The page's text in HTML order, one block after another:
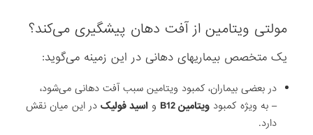
مولتی‌ ویتامین از آفت دهان پیشگیری می‌کند؟
یک متخصص بیماریهای دهانی در این زمینه می‌گوید:
در بعضی بیماران، کمبود ویتامین سبب آفت دهانی می‌شود،
– به ویژه کمبود ویتامین B12 واسید فولیک در این میان نقش
دارد.